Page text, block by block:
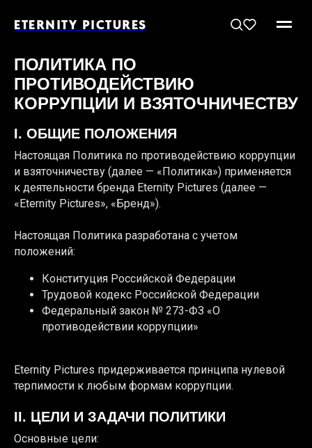
ETERNITY PICTURES
ПОЛИТИКА ПО
ПРОТИВОДЕЙСТВИЮ
КОРРУПЦИИ И ВЗЯТОЧНИЧЕСТВУ
I. ОБЩИЕ ПОЛОЖЕНИЯ
Настоящая Политика по противодействию коррупции
и взяточничеству (далее — «Политика») применяется
к деятельности бренда Eternity Pictures (далее —
«Eternity Pictures», «Бренд»).
Настоящая Политика разработана с учетом
положений:
Конституция Российской Федерации
Трудовой кодекс Российской Федерации
Федеральный закон № 273-ФЗ «О
противодействии коррупции»
Eternity Pictures придерживается принципа нулевой
терпимости к любым формам коррупции.
II. ЦЕЛИ И ЗАДАЧИ ПОЛИТИКИ
Основные цели: